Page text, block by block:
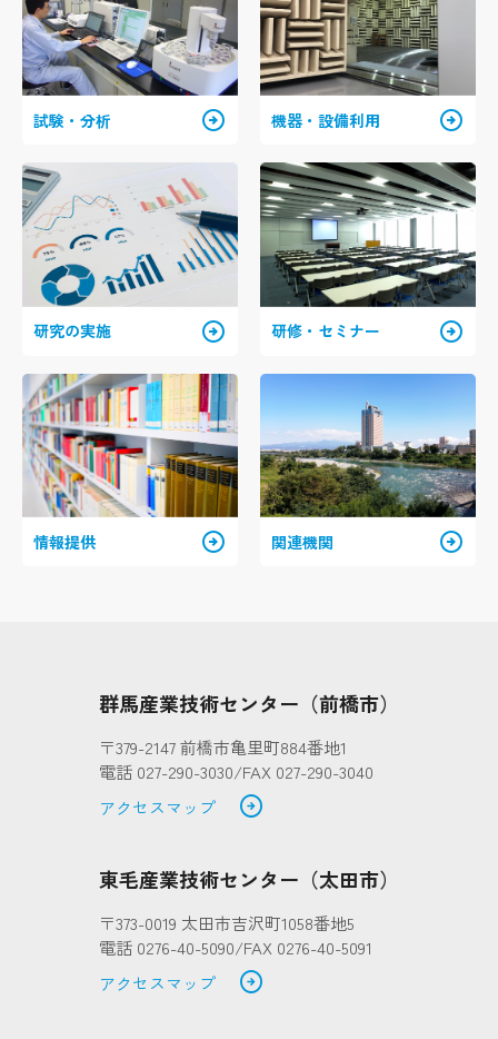
試験・分析 arrow_circle_right 機器・設備利用 arrow_circle_right
研究の実施 arrow_circle_right 研修・セミナー arrow_circle_right
情報提供 arrow_circle_right 関連機関 arrow_circle_right
群馬産業技術センター（前橋市）
〒379-2147 前橋市亀里町884番地1
電話 027-290-3030/FAX 027-290-3040
アクセスマップ
arrow_circle_right
東毛産業技術センター（太田市）
〒373-0019 太田市吉沢町1058番地5
電話 0276-40-5090/FAX 0276-40-5091
アクセスマップ
arrow_circle_right